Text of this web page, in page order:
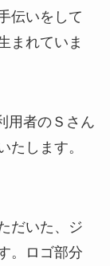
伝いをして
まれていま
用者のＳさん
たします。
だいた、ジ
。ロゴ部分